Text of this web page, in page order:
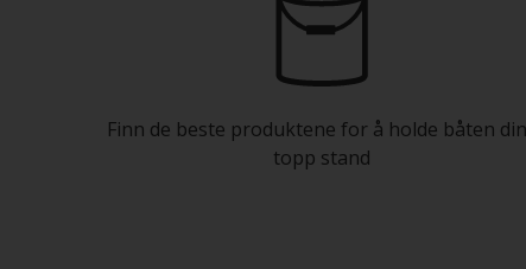
Finn de beste produktene for å holde båten
topp stand